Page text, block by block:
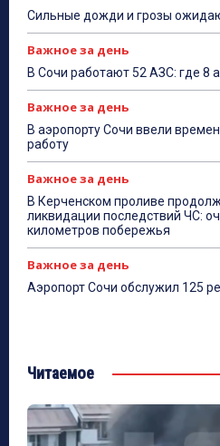
Сильные дожди и грозы
Важное за день
В Сочи работают 52 АЗС: где 8
Важное за день
В аэропорту Сочи ввели
работу
Важное за день
В Керченском проливе
ликвидации последствий ЧС:
километров побережья
Важное за день
Аэропорт Сочи обслужил 125
Читаемое